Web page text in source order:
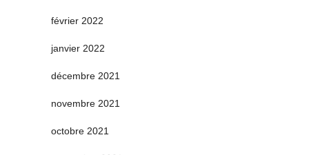
février 2022
janvier 2022
décembre 2021
novembre 2021
octobre 2021